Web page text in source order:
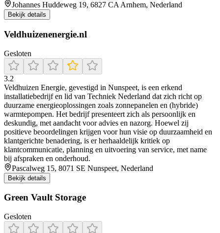
Johannes Huddeweg 19, 6827 CA Arnhem, Nederland
Bekijk details
Veldhuizenenergie.nl
Gesloten
3.2
Veldhuizen Energie, gevestigd in Nunspeet, is een erkend
installatiebedrijf en lid van Techniek Nederland dat zich richt op
duurzame energieoplossingen zoals zonnepanelen en (hybride)
warmtepompen. Het bedrijf presenteert zich als persoonlijk en
deskundig, met aandacht voor advies en nazorg. Hoewel zij
positieve beoordelingen krijgen voor hun visie op duurzaamheid en
klantgerichte benadering, is er herhaaldelijk kritiek op
klantcommunicatie, planning en uitvoering van service, met name
bij afspraken en onderhoud.
Pascalweg 15, 8071 SE Nunspeet, Nederland
Bekijk details
Green Vault Storage
Gesloten